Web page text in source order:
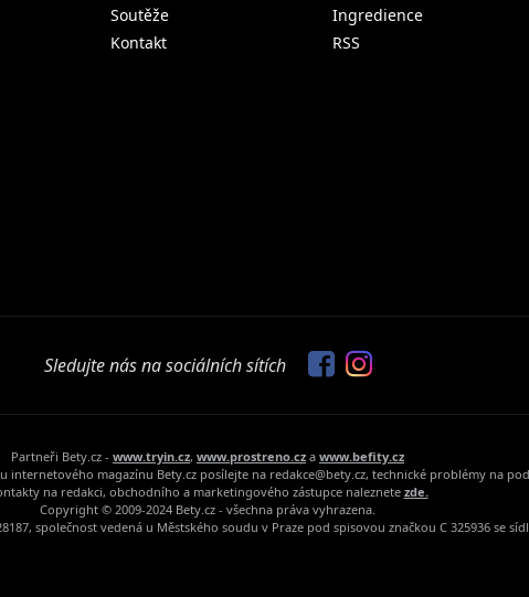
Soutěže
Kontakt
Ingredience
RSS
Sledujte nás na sociálních sítích
Partneři Bety.cz - www.tryin.cz, www.prostreno.cz a www.befity.cz
internetového magazínu Bety.cz posílejte na redakce@bety.cz, technické problémy na
na redakci, obchodního a marketingového zástupce naleznete zde.
Copyright © 2009-2024 Bety.cz - všechna práva vyhrazena.
společnost vedená u Městského soudu v Praze pod spisovou značkou C 325936 se